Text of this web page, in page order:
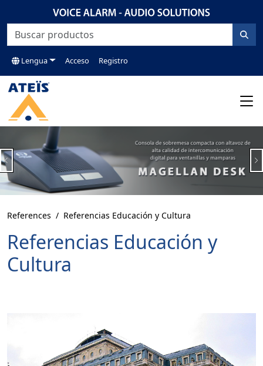
Lengua Acceso Registro
Previous
References Referencias Educación y Cultura
Referencias Educación y
Cultura